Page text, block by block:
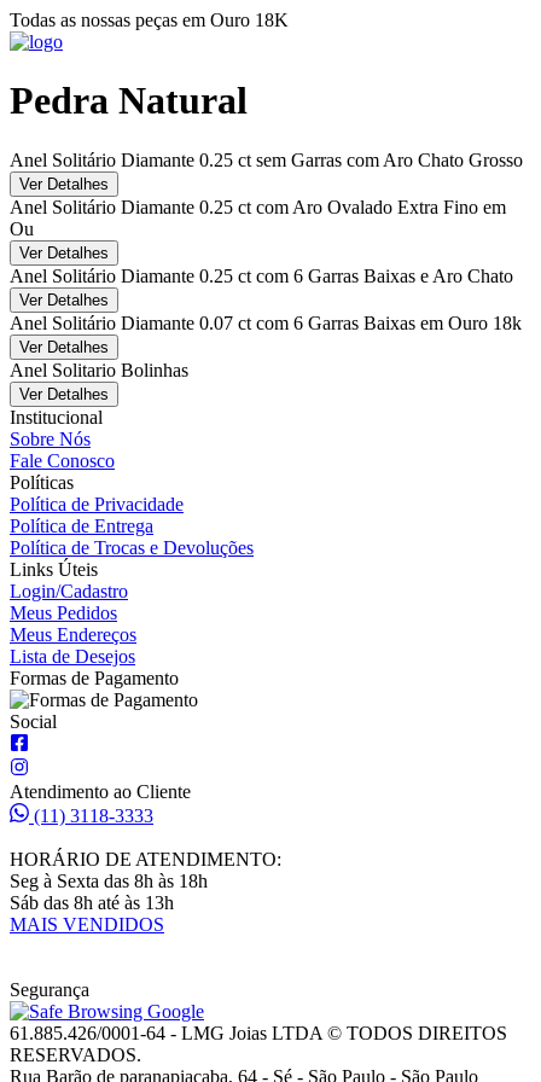
Todas as nossas peças em Ouro 18K
Pedra Natural
Anel Solitário Diamante 0.25 ct sem Garras com Aro Chato Grosso
Ver Detalhes
Anel Solitário Diamante 0.25 ct com Aro Ovalado Extra Fino em
Ou
Ver Detalhes
Anel Solitário Diamante 0.25 ct com 6 Garras Baixas e Aro Chato
Ver Detalhes
Anel Solitário Diamante 0.07 ct com 6 Garras Baixas em Ouro 18k
Ver Detalhes
Anel Solitario Bolinhas
Ver Detalhes
Institucional
Sobre Nós
Fale Conosco
Políticas
Política de Privacidade
Política de Entrega
Política de Trocas e Devoluções
Links Úteis
Login/Cadastro
Meus Pedidos
Meus Endereços
Lista de Desejos
Formas de Pagamento
Social
Atendimento ao Cliente
(11) 3118-3333
HORÁRIO DE ATENDIMENTO:
Seg à Sexta das 8h às 18h
Sáb das 8h até às 13h
MAIS VENDIDOS
Segurança
61.885.426/0001-64 - LMG Joias LTDA © TODOS DIREITOS
RESERVADOS.
Rua Barão de paranapiacaba, 64 - Sé - São Paulo - São Paulo